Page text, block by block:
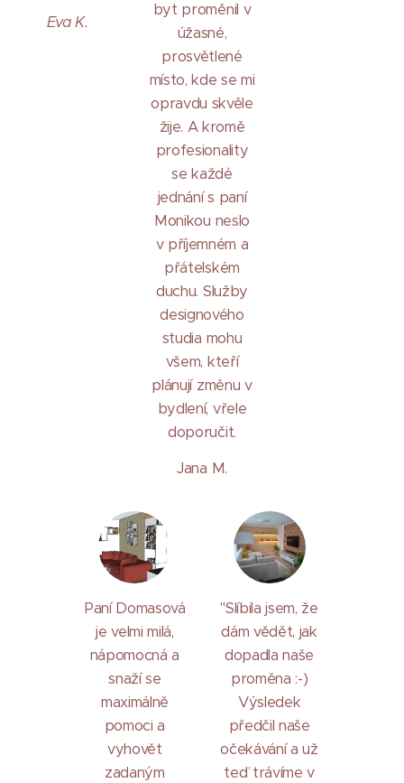
Eva K.
byt proměnil v
úžasné,
prosvětlené
místo, kde se mi
opravdu skvěle
žije. A kromě
profesionality
se každé
jednání s paní
Monikou neslo
v příjemném a
přátelském
duchu. Služby
designového
studia mohu
všem, kteří
plánují změnu v
bydlení, vřele
doporučit.
Jana M.
Paní Domasová
je velmi milá,
nápomocná a
snaží se
maximálně
pomoci a
vyhovět
zadaným
"Slíbila jsem, že
dám vědět, jak
dopadla naše
proměna :-)
Výsledek
předčil naše
očekávání a už
teď trávíme v